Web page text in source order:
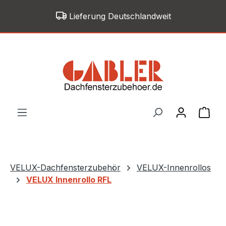
Zum Hauptinhalt springenLieferung Deutschlandweit
VELUX-Dachfensterzubehör
VELUX-Innenrollos
VELUX Innenrollo RFL